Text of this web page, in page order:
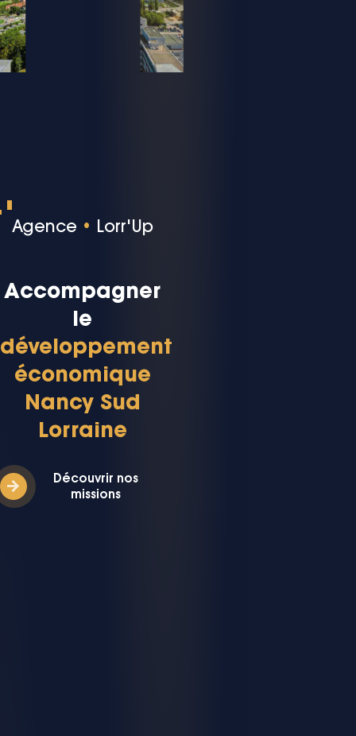
Agence • Lorr'Up
Accompagner
le
développement
économique
Nancy Sud
Lorraine
Découvrir nos
missions